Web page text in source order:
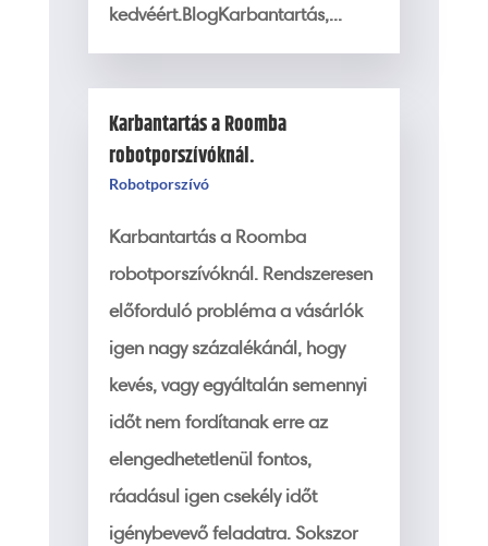
kedvéért.BlogKarbantartás,...
Karbantartás a Roomba
robotporszívóknál.
Robotporszívó
Karbantartás a Roomba
robotporszívóknál. Rendszeresen
előforduló probléma a vásárlók
igen nagy százalékánál, hogy
kevés, vagy egyáltalán semennyi
időt nem fordítanak erre az
elengedhetetlenül fontos,
ráadásul igen csekély időt
igénybevevő feladatra. Sokszor